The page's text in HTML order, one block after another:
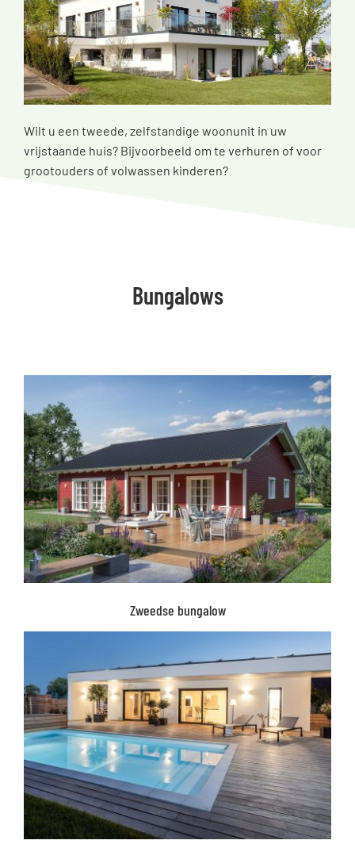
Wilt u een tweede, zelfstandige woonunit in uw
vrijstaande huis? Bijvoorbeeld om te verhuren of voor
grootouders of volwassen kinderen?
Bungalows
Zweedse bungalow